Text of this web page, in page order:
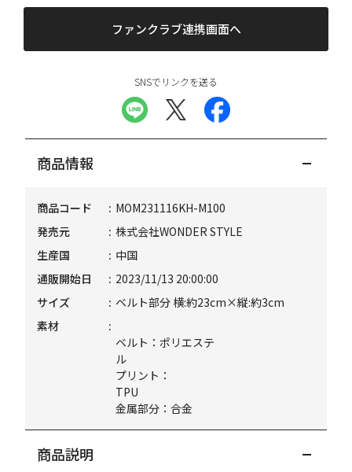
ファンクラブ連携画面へ
SNSでリンクを送る
商品情報
商品コード
MOM231116KH-M100
発売元
株式会社WONDER STYLE
生産国
中国
通販開始日
2023/11/13 20:00:00
サイズ
ベルト部分 横:約23cm×縦:約3cm
素材
ベルト：ポリエステ
ル
プリント：
TPU
金属部分：合金
商品説明